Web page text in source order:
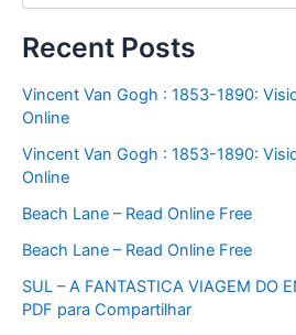
Recent Posts
Vincent Van Gogh : 1853-1890:
Online
Vincent Van Gogh : 1853-1890:
Online
Beach Lane – Read Online Free
Beach Lane – Read Online Free
SUL – A FANTASTICA VIAGEM DO
PDF para Compartilhar